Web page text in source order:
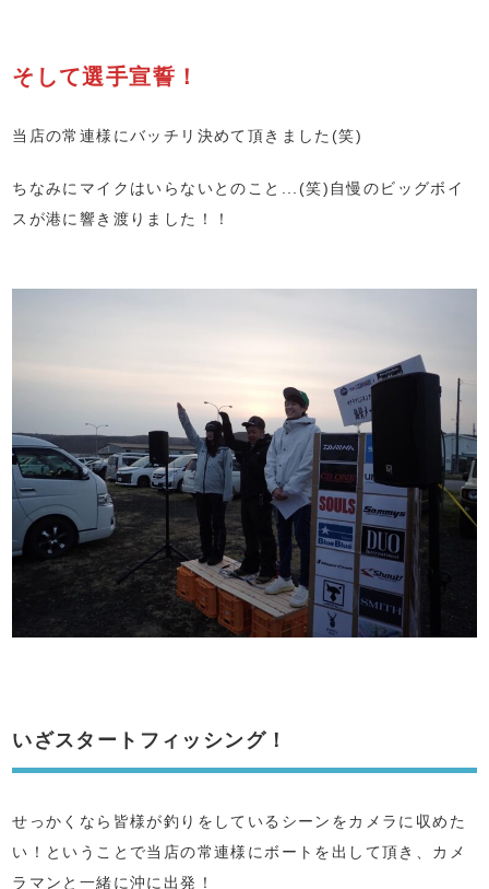
そして選手宣誓！
当店の常連様にバッチリ決めて頂きました(笑)
ちなみにマイクはいらないとのこと...(笑)自慢のビッグボイ
スが港に響き渡りました！！
いざスタートフィッシング！
せっかくなら皆様が釣りをしているシーンをカメラに収めた
い！ということで当店の常連様にボートを出して頂き、カメ
ラマンと一緒に沖に出発！